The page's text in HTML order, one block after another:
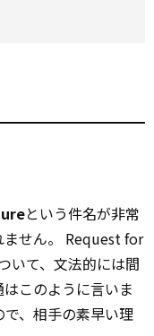
という件名が非常
ません。 Request for
いて、文法的には間
このように言いま
、相手の素早い理